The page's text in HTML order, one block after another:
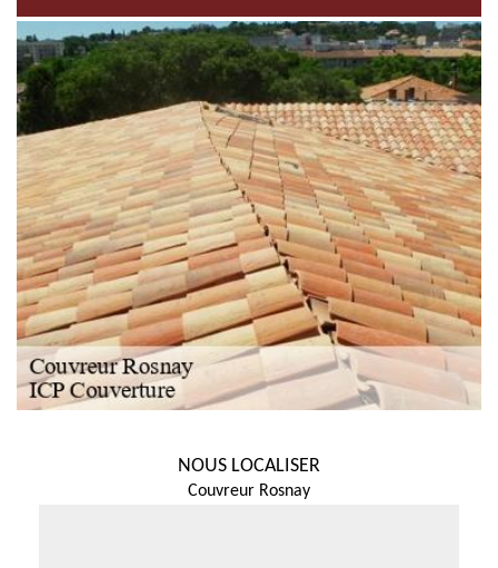
NOUS LOCALISER
Couvreur Rosnay